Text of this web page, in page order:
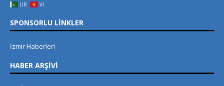
UR
VI
SPONSORLU LINKLER
İzmir Haberleri
HABER ARŞIVI